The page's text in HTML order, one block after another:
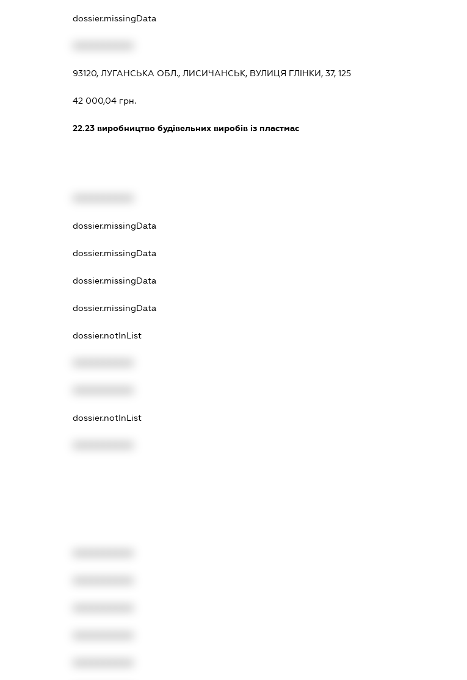
dossier.missingData
93120, ЛУГАНСЬКА ОБЛ., ЛИСИЧАНСЬК, ВУЛИЦЯ ГЛІНКИ, 37, 125
42 000,04 грн.
22.23виробництво будівельних виробів із пластмас
dossier.missingData
dossier.missingData
dossier.missingData
dossier.missingData
dossier.notInList
dossier.notInList